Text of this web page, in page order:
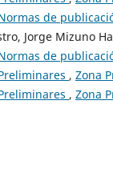
de
Jorge Mizuno
de
, Zona
, Zona